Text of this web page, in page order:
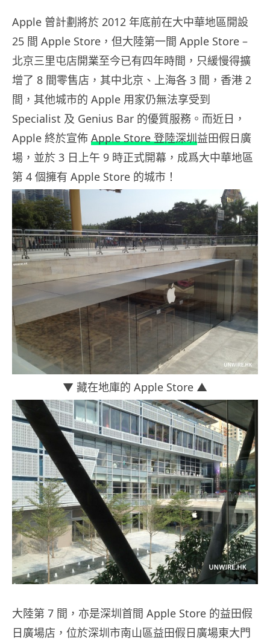
Apple 曾計劃將於 2012 年底前在大中華地區開設
25 間 Apple Store，但大陸第一間 Apple Store –
北京三里屯店開業至今已有四年時間，只緩慢得擴
增了 8 間零售店，其中北京、上海各 3 間，香港 2
間，其他城市的 Apple 用家仍無法享受到
Specialist 及 Genius Bar 的優質服務。而近日，
Apple 終於宣佈 Apple Store 登陸深圳益田假日廣
場，並於 3 日上午 9 時正式開幕，成爲大中華地區
第 4 個擁有 Apple Store 的城市！
▼ 藏在地庫的 Apple Store ▲
大陸第 7 間，亦是深圳首間 Apple Store 的益田假
日廣場店，位於深圳市南山區益田假日廣場東大門